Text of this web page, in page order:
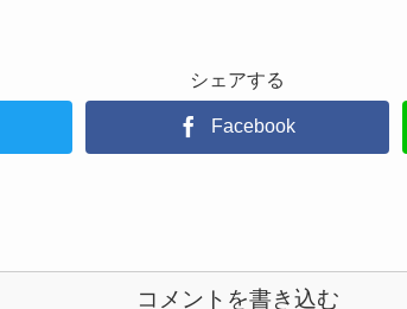
シェアする
Facebook
コメントを書き込む